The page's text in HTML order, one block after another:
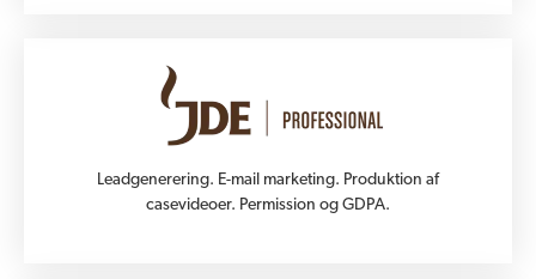
Leadgenerering. E-mail marketing. Produktion af
casevideoer. Permission og GDPA.